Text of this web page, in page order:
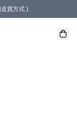
貨方式 )